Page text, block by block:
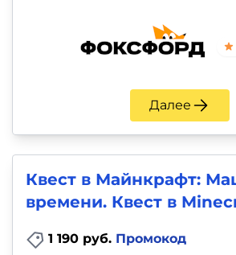
Далее
Квест в Майнкрафт:
времени. Квест в
1 190 руб. Промокод